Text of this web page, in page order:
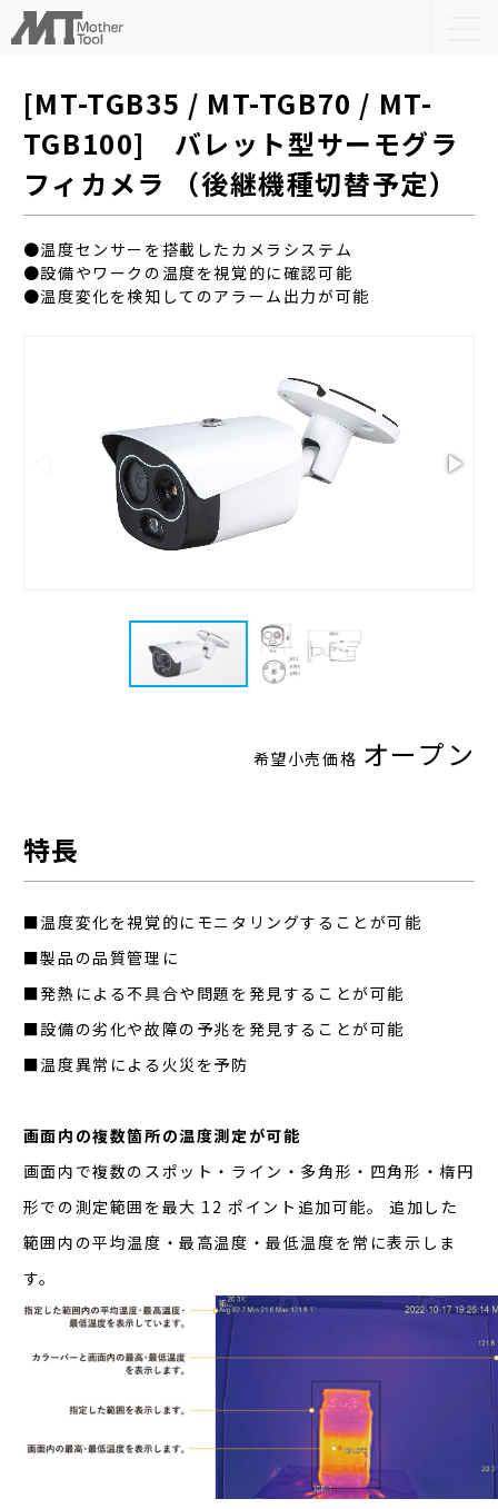
[MT-TGB35 / MT-TGB70 / MT-
TGB100] バレット型サーモグラ
フィカメラ （後継機種切替予定）
●温度センサーを搭載したカメラシステム
●設備やワークの温度を視覚的に確認可能
●温度変化を検知してのアラーム出力が可能
希望小売価格 オープン
特長
■温度変化を視覚的にモニタリングすることが可能
■製品の品質管理に
■発熱による不具合や問題を発見することが可能
■設備の劣化や故障の予兆を発見することが可能
■温度異常による火災を予防
画面内の複数箇所の温度測定が可能
画面内で複数のスポット・ライン・多角形・四角形・楕円
形での測定範囲を最大 12 ポイント追加可能。 追加した
範囲内の平均温度・最高温度・最低温度を常に表示しま
す。